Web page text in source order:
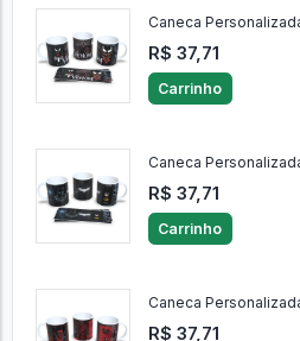
Caneca
R$ 37,71
Carrinho
Caneca
R$ 37,71
Carrinho
Caneca
R$ 37,71